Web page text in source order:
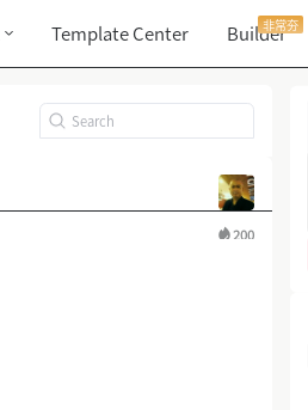
Template Center Builder
非常夯
200